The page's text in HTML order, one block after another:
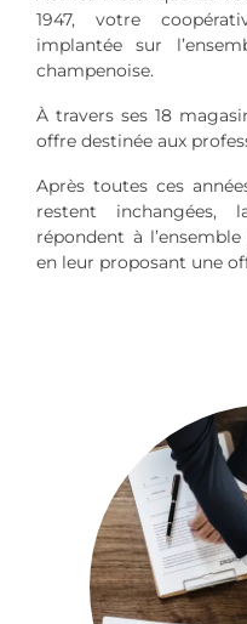
1947, votre
implantée sur
champenoise.
À travers ses 18
offre destinée aux
Après toutes ces
restent inchangées,
répondent à
en leur proposant une